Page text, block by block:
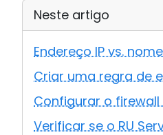
Neste artigo
Endereço IP vs.
Criar uma regra de
Configurar o firewall
Verificar se o RU